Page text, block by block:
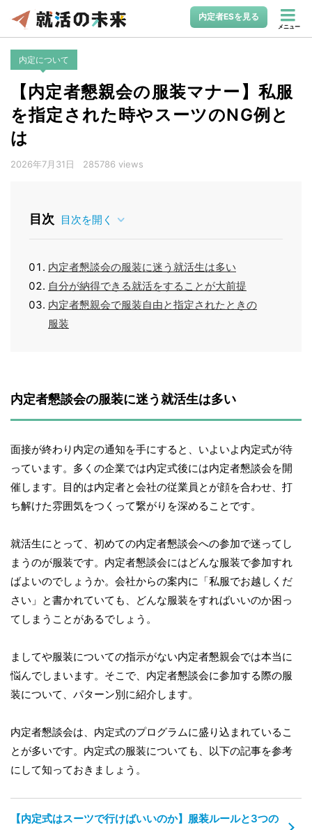
内定者ESを見る
メニュー
内定について
【内定者懇親会の服装マナー】私服
を指定された時やスーツのNG例と
は
2026年7月31日 285786 views
目次 目次を開く
内定者懇談会の服装に迷う就活生は多い
自分が納得できる就活をすることが大前提
内定者懇親会で服装自由と指定されたときの
服装
内定者懇談会の服装に迷う就活生は多い
面接が終わり内定の通知を手にすると、いよいよ内定式が待
っています。多くの企業では内定式後には内定者懇談会を開
催します。目的は内定者と会社の従業員とが顔を合わせ、打
ち解けた雰囲気をつくって繋がりを深めることです。
就活生にとって、初めての内定者懇談会への参加で迷ってし
まうのが服装です。内定者懇談会にはどんな服装で参加すれ
ばよいのでしょうか。会社からの案内に「私服でお越しくだ
さい」と書かれていても、どんな服装をすればいいのか困っ
てしまうことがあるでしょう。
ましてや服装についての指示がない内定者懇親会では本当に
悩んでしまいます。そこで、内定者懇談会に参加する際の服
装について、パターン別に紹介します。
内定者懇談会は、内定式のプログラムに盛り込まれているこ
とが多いです。内定式の服装についても、以下の記事を参考
にして知っておきましょう。
【内定式はスーツで行けばいいのか】服装ルールと3つの